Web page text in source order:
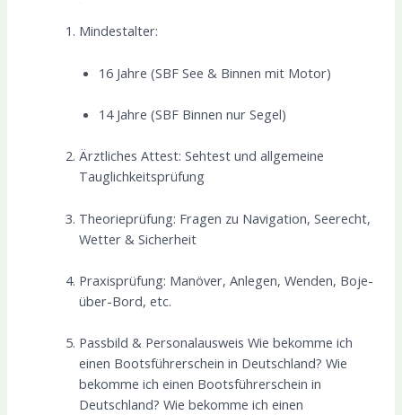
Mindestalter:
16 Jahre (SBF See & Binnen mit Motor)
14 Jahre (SBF Binnen nur Segel)
Ärztliches Attest: Sehtest und allgemeine
Tauglichkeitsprüfung
Theorieprüfung: Fragen zu Navigation, Seerecht,
Wetter & Sicherheit
Praxisprüfung: Manöver, Anlegen, Wenden, Boje-
über-Bord, etc.
Passbild & Personalausweis Wie bekomme ich
einen Bootsführerschein in Deutschland? Wie
bekomme ich einen Bootsführerschein in
Deutschland? Wie bekomme ich einen